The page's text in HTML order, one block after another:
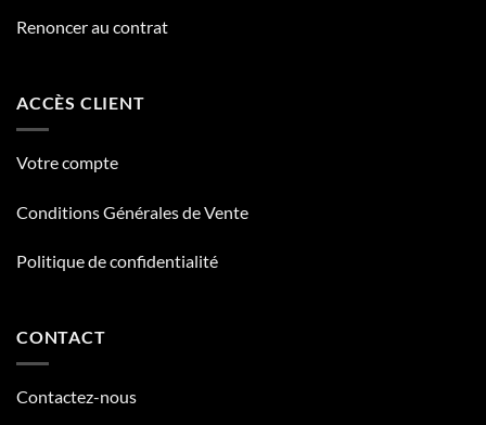
Renoncer au contrat
ACCÈS CLIENT
Votre compte
Conditions Générales de Vente
Politique de confidentialité
CONTACT
Contactez-nous